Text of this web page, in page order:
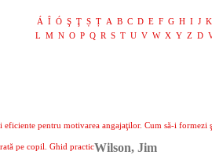
Á Î Ó Ş Ţ Ș Ț A B C D E F G H I J K
L M N O P Q R S T U V W X Y Z D
pentru motivarea angajaţilor. Cum să-i formezi
Wilson, Jim
pe copil. Ghid practic